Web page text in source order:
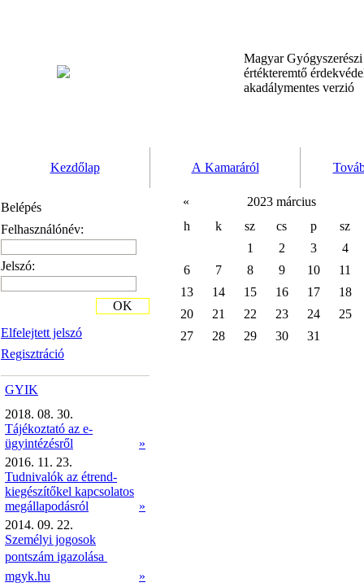
Magyar
értékteremtő
akadálymentes verzió
Kezdőlap A Kamaráról
Belépés
Felhasználónév:
Jelszó:
Elfelejtett jelszó
Regisztráció
OK
GYIK
2018. 08. 30.
Tájékoztató az e-
ügyintézésről
»
2016. 11. 23.
Tudnivalók az étrend-
kiegészítőkel kapcsolatos
megállapodásról
»
2014. 09. 22.
Személyi jogosok
pontszám igazolása 
mgyk.hu
»
«
2023 március
h
k sz cs p
sz
1
2 3
4
6
7 8 9 10
11
13
14 15 16 17
18
20
21 22 23 24
25
27
28 29 30 31